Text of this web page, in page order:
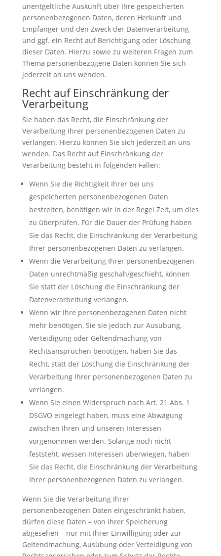
unentgeltliche Auskunft über Ihre gespeicherten
personenbezogenen Daten, deren Herkunft und
Empfänger und den Zweck der Datenverarbeitung
und ggf. ein Recht auf Berichtigung oder Löschung
dieser Daten. Hierzu sowie zu weiteren Fragen zum
Thema personenbezogene Daten können Sie sich
jederzeit an uns wenden.
Recht auf Einschränkung der
Verarbeitung
Sie haben das Recht, die Einschränkung der
Verarbeitung Ihrer personenbezogenen Daten zu
verlangen. Hierzu können Sie sich jederzeit an uns
wenden. Das Recht auf Einschränkung der
Verarbeitung besteht in folgenden Fällen:
Wenn Sie die Richtigkeit Ihrer bei uns
gespeicherten personenbezogenen Daten
bestreiten, benötigen wir in der Regel Zeit, um dies
zu überprüfen. Für die Dauer der Prüfung haben
Sie das Recht, die Einschränkung der Verarbeitung
Ihrer personenbezogenen Daten zu verlangen.
Wenn die Verarbeitung Ihrer personenbezogenen
Daten unrechtmäßig geschah/geschieht, können
Sie statt der Löschung die Einschränkung der
Datenverarbeitung verlangen.
Wenn wir Ihre personenbezogenen Daten nicht
mehr benötigen, Sie sie jedoch zur Ausübung,
Verteidigung oder Geltendmachung von
Rechtsansprüchen benötigen, haben Sie das
Recht, statt der Löschung die Einschränkung der
Verarbeitung Ihrer personenbezogenen Daten zu
verlangen.
Wenn Sie einen Widerspruch nach Art. 21 Abs. 1
DSGVO eingelegt haben, muss eine Abwägung
zwischen Ihren und unseren Interessen
vorgenommen werden. Solange noch nicht
feststeht, wessen Interessen überwiegen, haben
Sie das Recht, die Einschränkung der Verarbeitung
Ihrer personenbezogenen Daten zu verlangen.
Wenn Sie die Verarbeitung Ihrer
personenbezogenen Daten eingeschränkt haben,
dürfen diese Daten – von ihrer Speicherung
abgesehen – nur mit Ihrer Einwilligung oder zur
Geltendmachung, Ausübung oder Verteidigung von